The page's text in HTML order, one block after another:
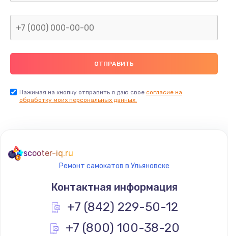
Нажимая на кнопку отправить я даю свое согласие на
обработку моих персональных данных.
scooter-iq.ru
Ремонт самокатов в Ульяновске
Контактная информация
+7 (842) 229-50-12
+7 (800) 100-38-20